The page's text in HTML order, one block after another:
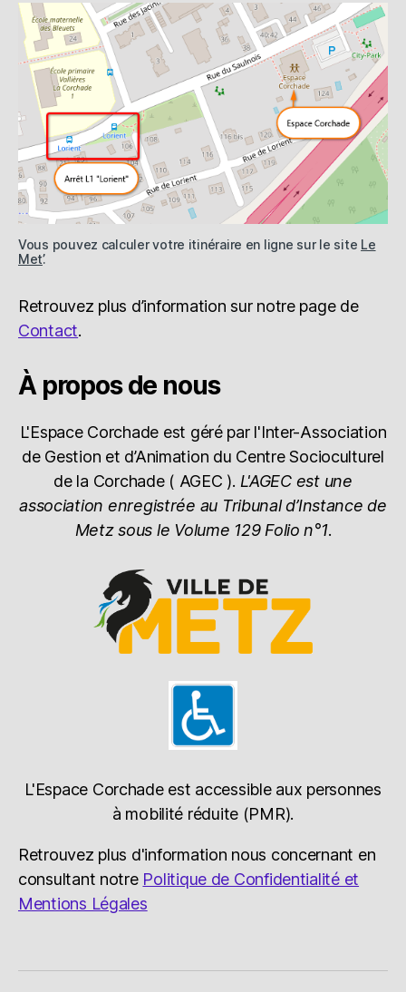
Vous pouvez calculer votre itinéraire en ligne sur le site Le
Met’.
Retrouvez plus d’information sur notre page de
Contact.
À propos de nous
L'Espace Corchade est géré par l'Inter-Association
de Gestion et d’Animation du Centre Socioculturel
de la Corchade ( AGEC ). L'AGEC est une
association enregistrée au Tribunal d’Instance de
Metz sous le Volume 129 Folio n°1.
L'Espace Corchade est accessible aux personnes
à mobilité réduite (PMR).
Retrouvez plus d'information nous concernant en
consultant notre Politique de Confidentialité et
Mentions Légales